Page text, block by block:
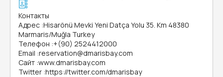
Контакты
Адрес :Hisarönü Mevki Yeni Datça Yolu 35. Km 48380
Marmaris/Muğla Turkey
Телефон :+(90) 2524412000
Email :reservation@dmarisbay.com
Сайт :www.dmarisbay.com
Twitter :https://twitter.com/dmarisbay